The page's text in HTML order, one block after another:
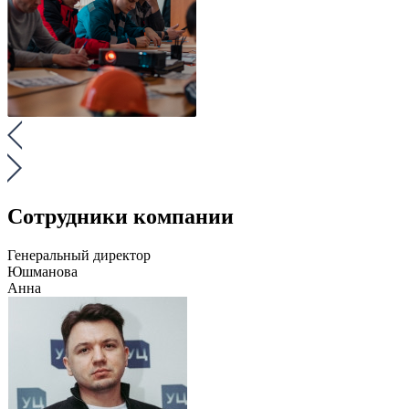
Сотрудники компании
Генеральный директор
Юшманова
Анна